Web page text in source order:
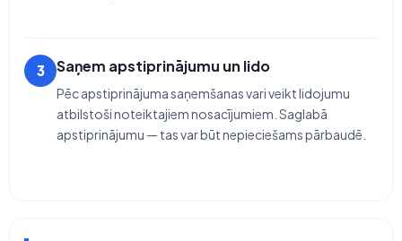
3 Saņem apstiprinājumu un lido
Pēc apstiprinājuma saņemšanas vari veikt lidojumu
atbilstoši noteiktajiem nosacījumiem. Saglabā
apstiprinājumu — tas var būt nepieciešams pārbaudē.